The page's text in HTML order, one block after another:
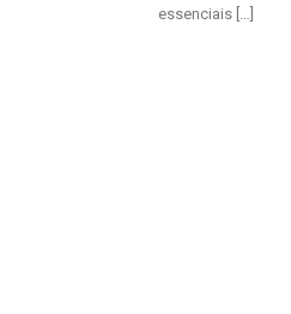
essenciais […]